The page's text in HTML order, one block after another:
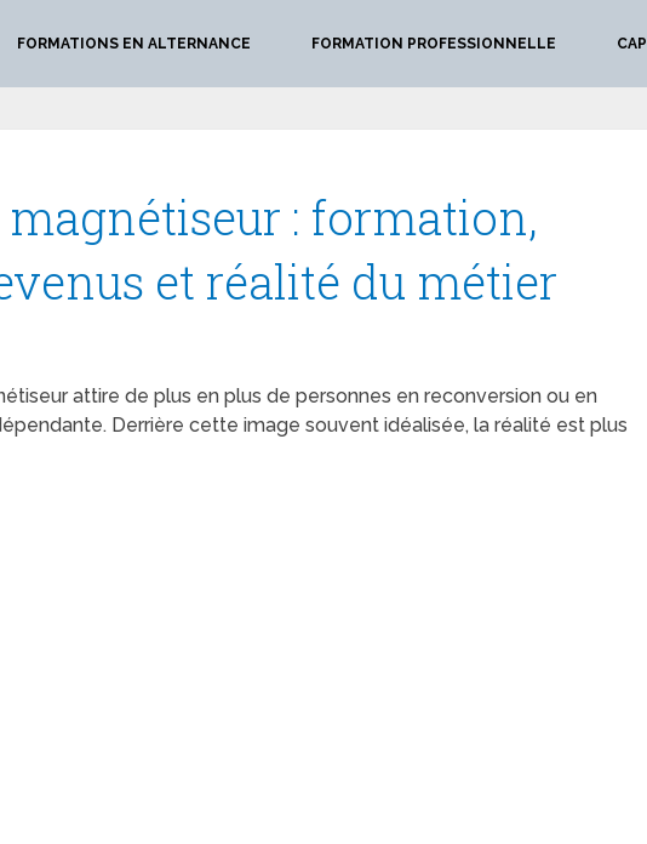
FORMATIONS EN ALTERNANCE FORMATION PROFESSIONNELLE CAP
: formation,
et réalité du métier
attire de plus en plus de personnes en reconversion ou en
Derrière cette image souvent idéalisée, la réalité est plus